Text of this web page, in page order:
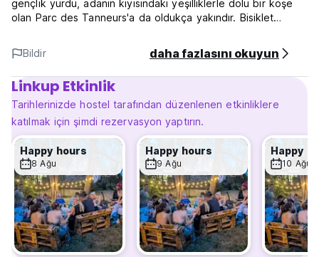
gençlik yurdu, adanın kıyısındaki yeşilliklerle dolu bir köşe
olan Parc des Tanneurs'a da oldukça yakındır. Bisiklet
ulaşabilirler.
Kahvaltınızı gençlik yurdunun bahçesinde, güneş ışığı altında
yapın. Gençlik Yurdu'nun hemen önünde bulunan kanal
geçidinden mavnaların geçişini izleyin. Brittany'nin başkenti
Rennes'in mirasını ve yakındaki şehir merkezini keşfedin.
Breton'un gastronomik spesiyallerini tadın: karabuğday
krepleri veya kouign amann.
1 ila 4 yataklı odalarda konaklama. self-servis, bar-
kafeterya, TV odası. (Auto-translated from original
language)
Bildir daha fazlasını okuyun
Linkup Etkinlik
Tarihlerinizde hostel tarafından düzenlenen etkinliklere
katılmak için şimdi rezervasyon yaptırın.
Happy hours
8 Ağu
Happy hours
9 Ağu
Happy
10 Ağu